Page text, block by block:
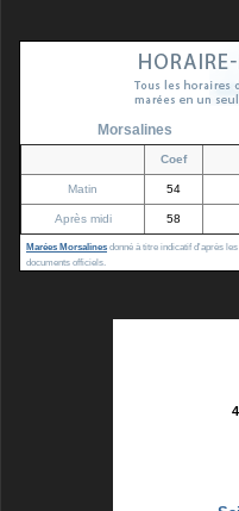
Morsalines
Coef
Matin 54
Après midi 58
Marées Morsalines donné à titre indicatif d'après
documents officiels.